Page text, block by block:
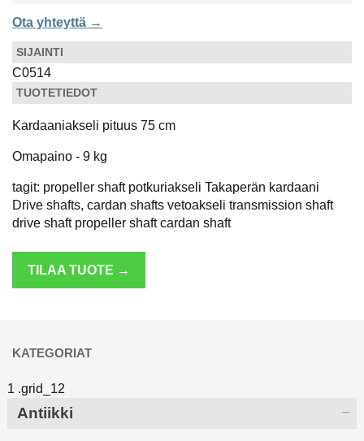
Ota yhteyttä →
SIJAINTI
C0514
TUOTETIEDOT
Kardaaniakseli pituus 75 cm
Omapaino - 9 kg
tagit: propeller shaft potkuriakseli Takaperän kardaani
Drive shafts, cardan shafts vetoakseli transmission shaft
drive shaft propeller shaft cardan shaft
TILAA TUOTE →
KATEGORIAT
Antiikki